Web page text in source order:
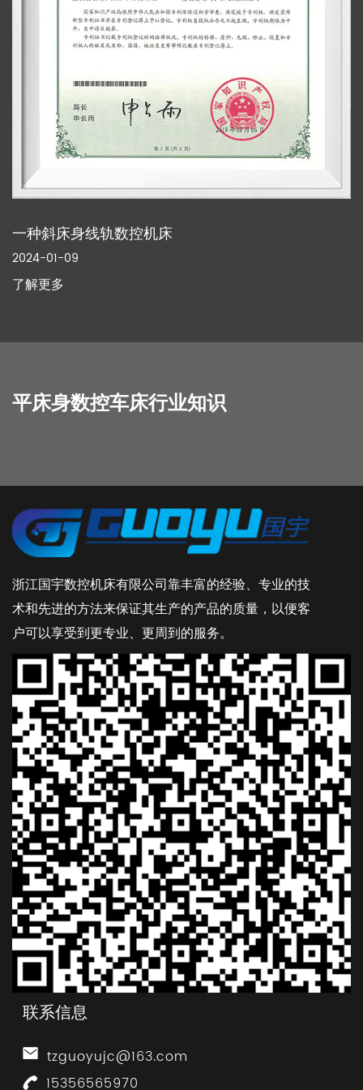
一种斜床身线轨数控机床
2024-01-09
了解更多
平床身数控车床行业知识
浙江国宇数控机床有限公司靠丰富的经验、专业的技
术和先进的方法来保证其生产的产品的质量，以便客
户可以享受到更专业、更周到的服务。
联系信息
tzguoyujc@163.com
15356565970